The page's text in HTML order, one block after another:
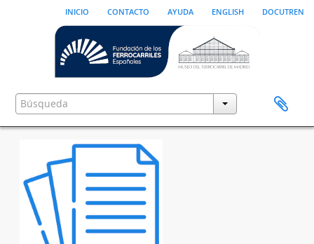
inicio contacto ayuda english docutren